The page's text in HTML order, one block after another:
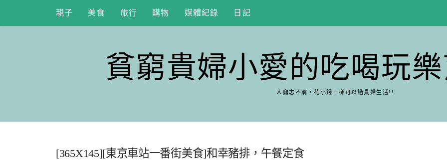
content
親子 美食 旅行 購物 媒體紀錄 日記
貧窮貴婦小愛的吃喝玩
人窮志不窮，花小錢一樣可以過貴婦生活!!
[365X145][東京車站一番街美食]和幸豬排，午餐定食